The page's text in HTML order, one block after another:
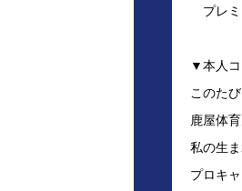
プレミ
▼本人
このた
鹿屋体
私の生
プロキ